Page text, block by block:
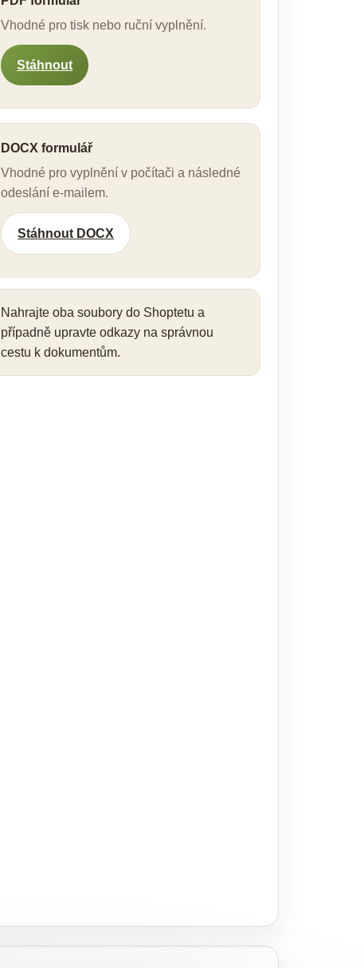
Vhodné pro tisk nebo ruční vyplnění.
Stáhnout
DOCX formulář
Vhodné pro vyplnění v počítači a následné
odeslání e-mailem.
Stáhnout DOCX
Nahrajte oba soubory do Shoptetu a
případně upravte odkazy na správnou
cestu k dokumentům.